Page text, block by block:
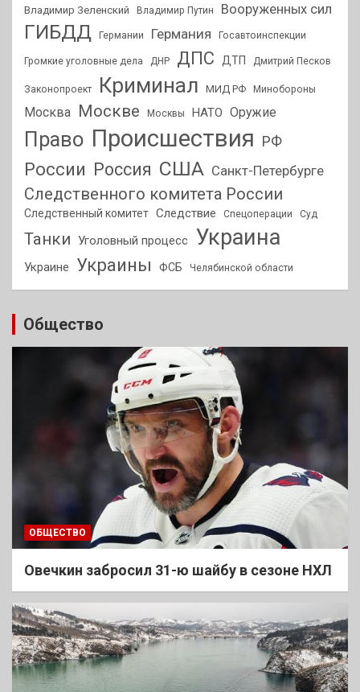
Владимир Зеленский Владимир Путин Вооруженных сил
ГИБДД Германии Германия Госавтоинспекции
Громкие уголовные дела ДНР ДПС ДТП Дмитрий Песков
Законопроект Криминал МИД РФ Минобороны
Москва Москве Москвы НАТО Оружие
Право Происшествия РФ
России Россия США Санкт-Петербурге
Следственного комитета России
Следственный комитет Следствие Спецоперации Суд
Танки Уголовный процесс Украина
Украине Украины ФСБ Челябинской области
Общество
ОБЩЕСТВО
Овечкин забросил 31-ю шайбу в сезоне НХЛ